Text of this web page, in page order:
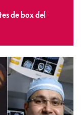
de box del